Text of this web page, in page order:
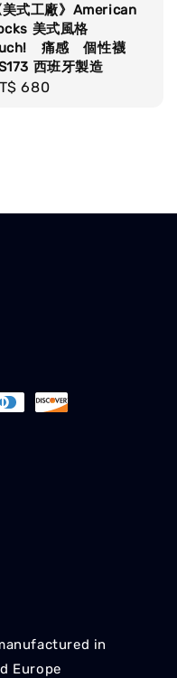
美式工廠》American
美式風格
痛感 個性襪
西班牙製造
680
in
Europe